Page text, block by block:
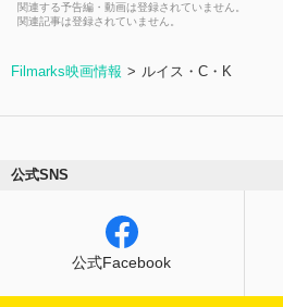
関連する予告編・動画は登録されていません。
関連記事は登録されていません。
Filmarks映画情報 ルイス・C・K
公式SNS
公式Facebook